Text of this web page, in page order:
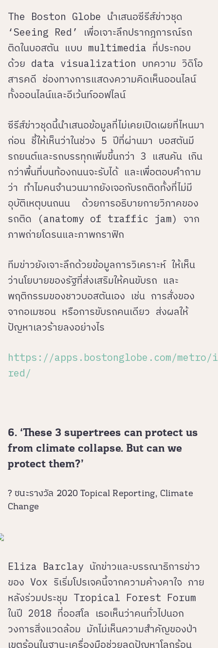
The Boston Globe นำเสนอซีรีส์ข่าวชุด
‘Seeing Red’ เพื่อเจาะลึกปรากฎการณ์รถ
ติดในบอสตัน แบบ multimedia ที่ประกอบ
ด้วย data visualization บทความ วิดิโอ
สารคดี ช่องทางการแสดงความคิดเห็นออนไลน์
ทั้งออนไลน์และอีเว้นท์ออฟไลน์
ซีรีส์ข่าวชุดนี้นำเสนอข้อมูลที่ไม่เคยเปิดเผยที่ไหนมา
ก่อน ชี้ให้เห็นว่าในช่วง 5 ปีที่ผ่านมา บอสตันมี
รถยนต์และรถบรรทุกเพิ่มขึ้นกว่า 3 แสนคัน เกิน
กว่าพื้นที่บนท้องถนนจะรับได้ และเพื่อตอบคำถาม
ว่า ทำไมคนจำนวนมากยังเจอกับรถติดทั้งที่ไม่มี
อุบัติเหตุบนถนน ด้วยการอธิบายกายวิภาคของ
รถติด (anatomy of traffic jam) จาก
ภาพถ่ายโดรนและภาพกราฟิก
ทีมข่าวยังเจาะลึกด้วยข้อมูลการวิเคราะห์ ให้เห็น
ว่านโยบายของรัฐที่ส่งเสริมให้คนขับรถ และ
พฤติกรรมของชาวบอสตันเอง เช่น การสั่งของ
จากอเมซอน หรือการขับรถคนเดียว ส่งผลให้
ปัญหาเลวร้ายลงอย่างไร
https://apps.bostonglobe.com/
red/
6. ‘These 3 supertrees can protect us
from climate collapse. But can we
protect them?’
? ชนะรางวัล 2020 Topical Reporting, Climate
Change
Eliza Barclay นักข่าวและบรรณาธิการข่าว
ของ Vox ริเริ่มโปรเจคนี้จากความค้างคาใจ ภาย
หลังร่วมประชุม Tropical Forest Forum
ในปี 2018 ที่ออสโล เธอเห็นว่าคนทั่วไปนอก
วงการสิ่งแวดล้อม มักไม่เห็นความสำคัญของป่า
เขตร้อนในฐานะเครื่องมือช่วยลดปัญหาโลกร้อน